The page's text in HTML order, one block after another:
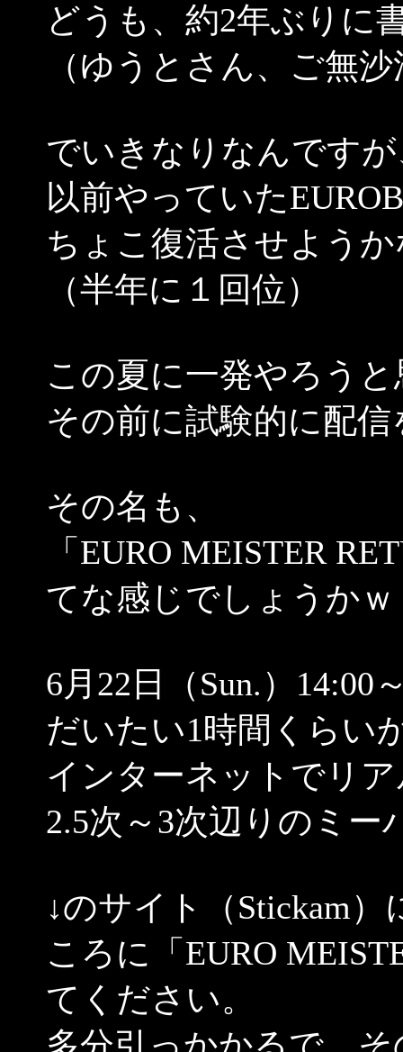
どうも、約2年ぶりに
（ゆうとさん、ご無
でいきなりなんです
以前やっていた
ちょこ復活させよう
（半年に１回位）
この夏に一発やろう
その前に試験的に配
その名も、
「EURO MEISTER
てな感じでしょうかｗ
6月22日（Sun.）14:00
だいたい1時間くらい
インターネットでリ
2.5次～3次辺りのミー
↓のサイト（Stickam
ころに「EURO
てください。